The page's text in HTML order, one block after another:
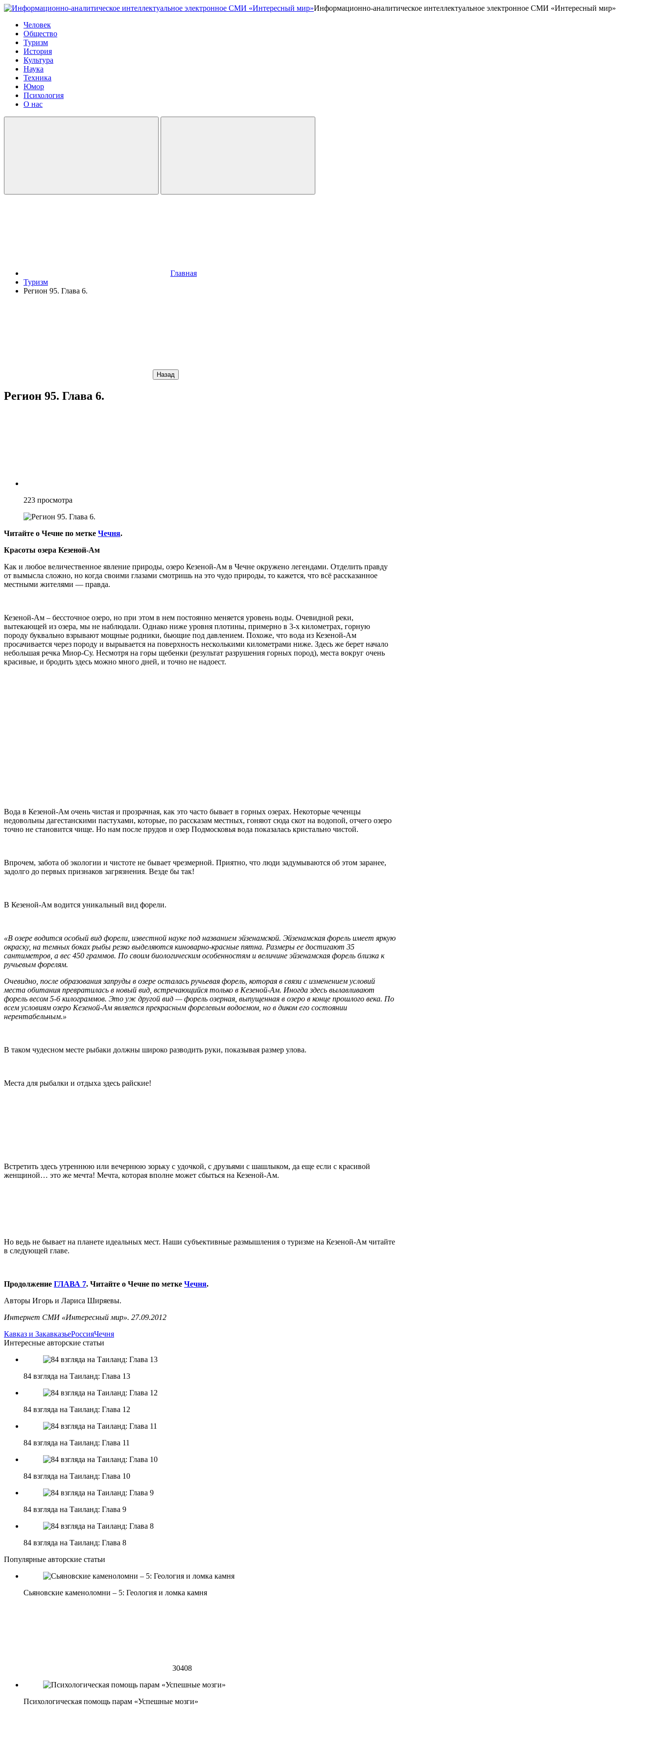
Информационно-аналитическое интеллектуальное электронное СМИ «Интересный мир»
Человек
Общество
Туризм
История
Культура
Наука
Техника
Юмор
Психология
О нас
Главная
Туризм
Регион 95. Глава 6.
Назад
Регион 95. Глава 6.
223 просмотра
Читайте о Чечне по метке Чечня.
Красоты озера Кезеной-Ам
Как и любое величественное явление природы, озеро Кезеной-Ам в Чечне окружено легендами. Отделить правду
от вымысла сложно, но когда своими глазами смотришь на это чудо природы, то кажется, что всё рассказанное
местными жителями — правда.
Кезеной-Ам – бессточное озеро, но при этом в нем постоянно меняется уровень воды. Очевидной реки,
вытекающей из озера, мы не наблюдали. Однако ниже уровня плотины, примерно в 3-х километрах, горную
породу буквально взрывают мощные родники, бьющие под давлением. Похоже, что вода из Кезеной-Ам
просачивается через породу и вырывается на поверхность несколькими километрами ниже. Здесь же берет начало
небольшая речка Миор-Су. Несмотря на горы щебенки (результат разрушения горных пород), места вокруг очень
красивые, и бродить здесь можно много дней, и точно не надоест.
Вода в Кезеной-Ам очень чистая и прозрачная, как это часто бывает в горных озерах. Некоторые чеченцы
недовольны дагестанскими пастухами, которые, по рассказам местных, гоняют сюда скот на водопой, отчего озеро
точно не становится чище. Но нам после прудов и озер Подмосковья вода показалась кристально чистой.
Впрочем, забота об экологии и чистоте не бывает чрезмерной. Приятно, что люди задумываются об этом заранее,
задолго до первых признаков загрязнения. Везде бы так!
В Кезеной-Ам водится уникальный вид форели.
«В озере водится особый вид форели, известной науке под названием эйзенамской. Эйзенамская форель имеет яркую
окраску, на темных боках рыбы резко выделяются киноварно-красные пятна. Размеры ее достигают 35
сантиметров, а вес 450 граммов. По своим биологическим особенностям и величине эйзенамская форель близка к
ручьевым форелям.
Очевидно, после образования запруды в озере осталась ручьевая форель, которая в связи с изменением условий
места обитания превратилась в новый вид, встречающийся только в Кезеной-Ам. Иногда здесь вылавливают
форель весом 5-6 килограммов. Это уж другой вид — форель озерная, выпущенная в озеро в конце прошлого века. По
всем условиям озеро Кезеной-Ам является прекрасным форелевым водоемом, но в диком его состоянии
нерентабельным.»
В таком чудесном месте рыбаки должны широко разводить руки, показывая размер улова.
Места для рыбалки и отдыха здесь райские!
Встретить здесь утреннюю или вечернюю зорьку с удочкой, с друзьями с шашлыком, да еще если с красивой
женщиной… это же мечта! Мечта, которая вполне может сбыться на Кезеной-Ам.
Но ведь не бывает на планете идеальных мест. Наши субъективные размышления о туризме на Кезеной-Ам читайте
в следующей главе.
Продолжение ГЛАВА 7. Читайте о Чечне по метке Чечня.
Авторы Игорь и Лариса Ширяевы.
Интернет СМИ «Интересный мир». 27.09.2012
Кавказ и ЗакавказьеРоссияЧечня
Интересные авторские статьи
84 взгляда на Таиланд: Глава 13
84 взгляда на Таиланд: Глава 12
84 взгляда на Таиланд: Глава 11
84 взгляда на Таиланд: Глава 10
84 взгляда на Таиланд: Глава 9
84 взгляда на Таиланд: Глава 8
Популярные авторские статьи
Сьяновские каменоломни – 5: Геология и ломка камня
30408
Психологическая помощь парам «Успешные мозги»